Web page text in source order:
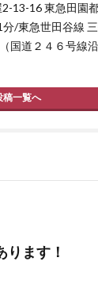
13-16 東急田園
分/東急世田谷線
国道２４６号線沿
稿一覧へ
ります！